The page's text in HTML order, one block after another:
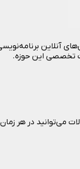
آنلاین
تخصصی این حوزه.